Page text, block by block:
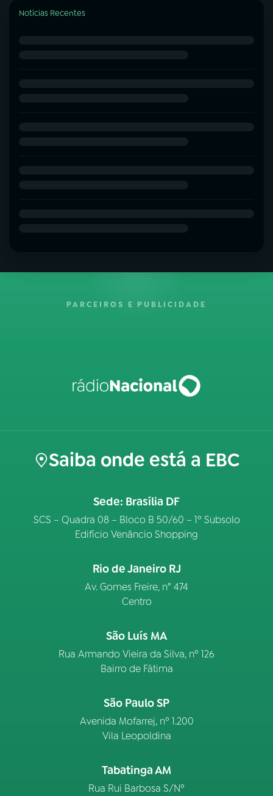
Notícias Recentes
PARCEIROS E PUBLICIDADE
Saiba onde está a EBC
Sede: Brasília DF
SCS – Quadra 08 – Bloco B 50/60 – 1º Subsolo
Edifício Venâncio Shopping
Rio de Janeiro RJ
Av. Gomes Freire, n° 474
Centro
São Luís MA
Rua Armando Vieira da Silva, nº 126
Bairro de Fátima
São Paulo SP
Avenida Mofarrej, nº 1.200
Vila Leopoldina
Tabatinga AM
Rua Rui Barbosa S/Nº